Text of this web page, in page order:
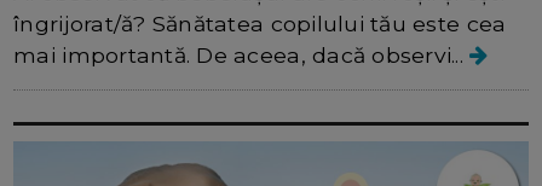
îngrijorat/ă? Sănătatea copilului tău este cea
mai importantă. De aceea, dacă observi...